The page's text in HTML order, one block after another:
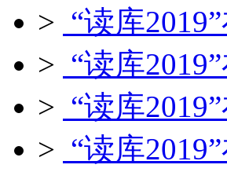
> “读库
> “读库
> “读库
> “读库